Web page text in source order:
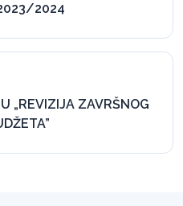
2024
„REVIZIJA ZAVRŠNOG